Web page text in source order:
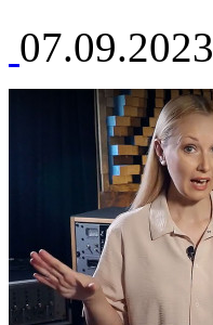
07.09.2023